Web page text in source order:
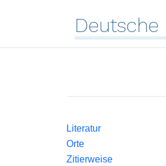
Deutsche
Literatur
Orte
Zitierweise